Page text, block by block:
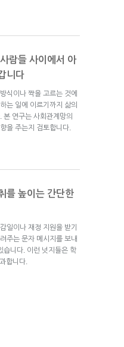
람들 사이에서 아
니다
식이나 짝을 고르는 것에
는 일에 이르기까지 삶의
본 연구는 사회관계망의
을 주는지 검토합니다.
를 높이는 간단한
일이나 재정 지원을 받기
주는 문자 메시지를 보내
습니다. 이런 넛지들은 학
합니다.